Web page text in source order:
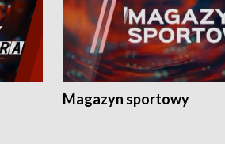
Magazyn sportowy